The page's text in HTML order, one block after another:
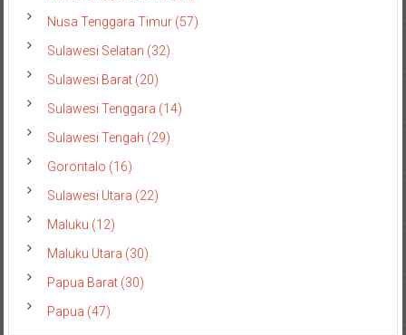
Nusa Tenggara Timur (57)
Sulawesi Selatan (32)
Sulawesi Barat (20)
Sulawesi Tenggara (14)
Sulawesi Tengah (29)
Gorontalo (16)
Sulawesi Utara (22)
Maluku (12)
Maluku Utara (30)
Papua Barat (30)
Papua (47)